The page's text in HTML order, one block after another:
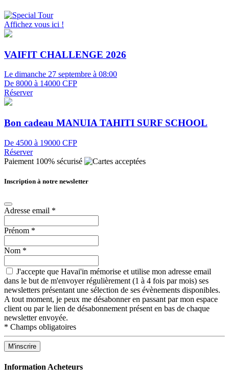
Affichez vous ici !
VAIFIT CHALLENGE 2026
Le dimanche 27 septembre à 08:00
De 8000 à 14000 CFP
Réserver
Bon cadeau MANUIA TAHITI SURF SCHOOL
De 4500 à 19000 CFP
Réserver
Paiement 100% sécurisé
Inscription à notre newsletter
Adresse email *
Prénom *
Nom *
J'accepte que Havai'in mémorise et utilise mon adresse email
dans le but de m'envoyer régulièrement (1 à 4 fois par mois) ses
newsletters présentant une sélection de ses évènements disponibles.
A tout moment, je peux me désabonner en passant par mon espace
client ou par le lien de désabonnement présent en bas de chaque
newsletter envoyée.
* Champs obligatoires
Information Acheteurs